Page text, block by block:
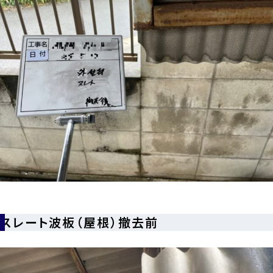
スレート波板（屋根）撤去前